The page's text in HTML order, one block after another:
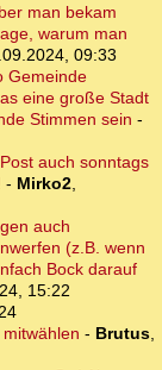
man bekam
warum man
09:33
Gemeinde
eine große Stadt
Stimmen sein -
auch sonntags
- Mirko2,
auch
(z.B. wenn
Bock darauf
15:22
- Brutus,